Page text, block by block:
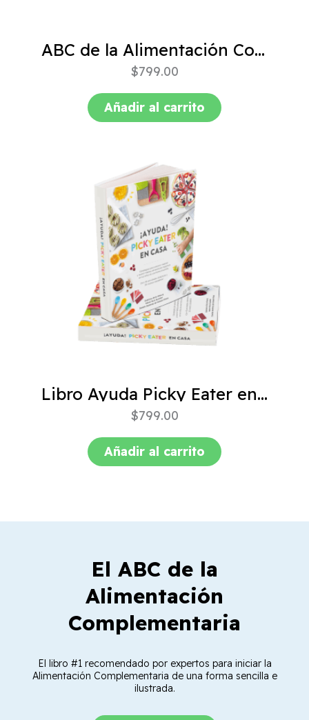
ABC de la Alimentación Complementaria 4ta edición
$799.00
Añadir al carrito
Libro Ayuda Picky Eater en casa
$799.00
Añadir al carrito
El ABC de la
Alimentación
Complementaria
El libro #1 recomendado por expertos para iniciar la
Alimentación Complementaria de una forma sencilla e
ilustrada.